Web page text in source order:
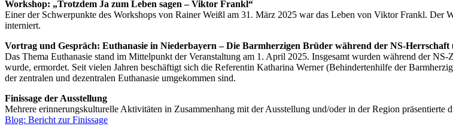
Workshop: „Trotzdem Ja zum Leben sagen – Viktor Frankl“
Einer der Schwerpunkte des Workshops von Rainer Weißl am 31. März 2025 war das Leben von Viktor Frankl. Der
interniert.
Vortrag und Gespräch: Euthanasie in Niederbayern – Die Barmherzigen Brüder während der NS-
Das Thema Euthanasie stand im Mittelpunkt der Veranstaltung am 1. April 2025. Insgesamt wurden während der
wurde, ermordet. Seit vielen Jahren beschäftigt sich die Referentin Katharina Werner (Behindertenhilfe der
der zentralen und dezentralen Euthanasie umgekommen sind.
Finissage der Ausstellung
Mehrere erinnerungskulturelle Aktivitäten in Zusammenhang mit der Ausstellung und/oder in der Region präsentierte
Blog: Bericht zur Finissage